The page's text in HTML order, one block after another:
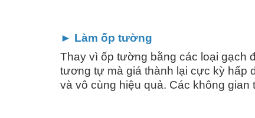
► Làm ốp tường
Thay vì ốp tường bằng các loại gạch
tương tự mà giá thành lại cực kỳ hấp
và vô cùng hiệu quả. Các không